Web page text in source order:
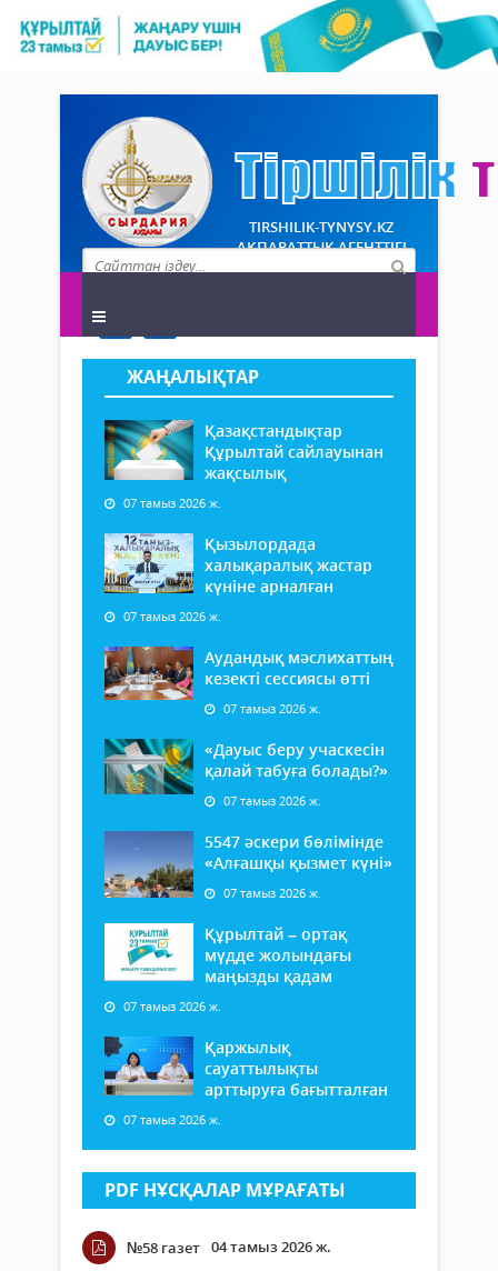
TIRSHILIK-TYNYSY.KZ
АҚПАРАТТЫҚ АГЕНТТІГІ
ЖАҢАЛЫҚТАР
Қазақстандықтар
Құрылтай сайлауынан
жақсылық
07 тамыз 2026 ж.
Қызылордада
халықаралық жастар
күніне арналған
07 тамыз 2026 ж.
Аудандық мәслихаттың
кезекті сессиясы өтті
07 тамыз 2026 ж.
«Дауыс беру учаскесін
қалай табуға болады?»
07 тамыз 2026 ж.
5547 әскери бөлімінде
«Алғашқы қызмет күні»
07 тамыз 2026 ж.
Құрылтай – ортақ
мүдде жолындағы
маңызды қадам
07 тамыз 2026 ж.
Қаржылық
сауаттылықты
арттыруға бағытталған
07 тамыз 2026 ж.
PDF НҰСҚАЛАР МҰРАҒАТЫ
№58 газет 04 тамыз 2026 ж.